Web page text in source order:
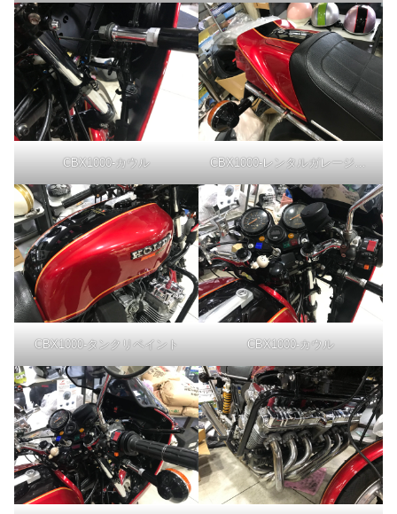
CBX1000-カウル CBX1000-レンタルガレージにて
CBX1000-タンクリペイント CBX1000-カウル